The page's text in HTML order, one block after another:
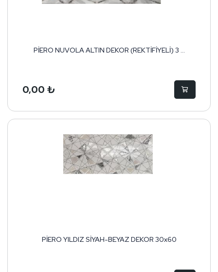
PİERO NUVOLA ALTIN DEKOR (REKTİFİYELİ) 3 ...
0,00 ₺
PİERO YILDIZ SİYAH-BEYAZ DEKOR 30x60